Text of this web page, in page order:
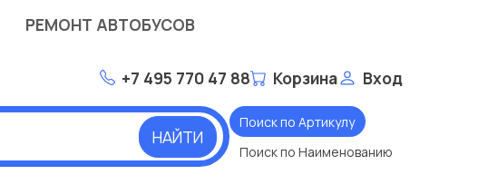
РЕМОНТ АВТОБУСОВ
+7 495 770 47 88 Корзина Вход
НАЙТИ
Поиск по Артикулу
Поиск по Наименованию